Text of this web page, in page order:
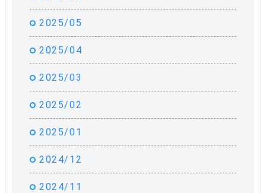
2025/05
2025/04
2025/03
2025/02
2025/01
2024/12
2024/11